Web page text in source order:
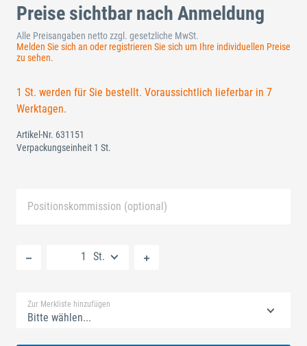
Preise sichtbar nach Anmeldung
Alle Preisangaben netto zzgl. gesetzliche MwSt.
Melden Sie sich an oder registrieren Sie sich um Ihre individuellen Preise
zu sehen.
1 St. werden für Sie bestellt. Voraussichtlich lieferbar in 7
Werktagen.
Artikel-Nr. 631151
Verpackungseinheit 1 St.
Positionskommission (optional)
St.
Zur Merkliste hinzufügen
Bitte wählen...